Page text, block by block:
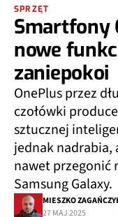
SPRZĘT
Smartfony
nowe
zaniepokoi
OnePlus przez
czołówki
sztucznej
jednak nadrabia,
nawet przegonić
Samsung Galaxy.
MIESZKO
27 MAJ 2025